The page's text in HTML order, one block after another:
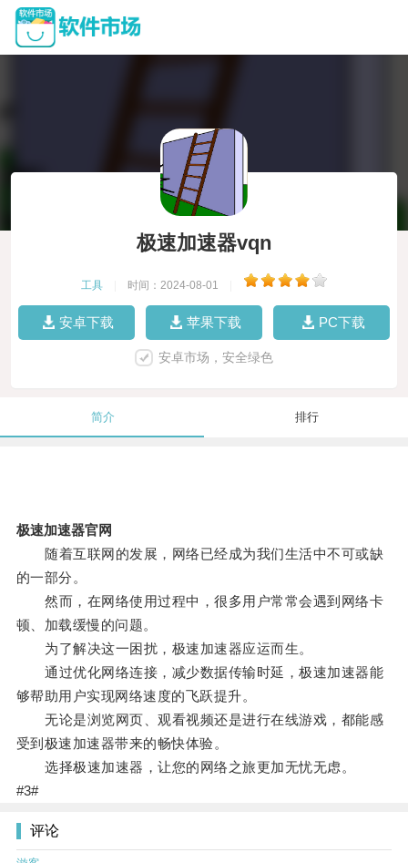
极速加速器vqn
工具 时间：2024-08-01
安卓下载 苹果下载 PC下载
安卓市场，安全绿色
简介 排行
极速加速器官网
随着互联网的发展，网络已经成为我们生活中不可或缺
的一部分。
然而，在网络使用过程中，很多用户常常会遇到网络卡
顿、加载缓慢的问题。
为了解决这一困扰，极速加速器应运而生。
通过优化网络连接，减少数据传输时延，极速加速器能
够帮助用户实现网络速度的飞跃提升。
无论是浏览网页、观看视频还是进行在线游戏，都能感
受到极速加速器带来的畅快体验。
选择极速加速器，让您的网络之旅更加无忧无虑。
#3#
评论